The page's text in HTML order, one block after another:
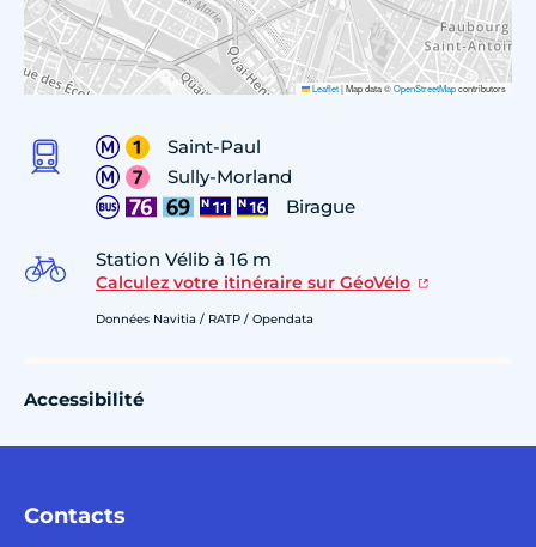
Leaflet|Map data ©OpenStreetMapcontributors
Saint-Paul
Sully-Morland
Birague
Station Vélib à 16 m
Calculez votre itinéraire sur GéoVélo
Données Navitia / RATP / Opendata
Accessibilité
Contacts